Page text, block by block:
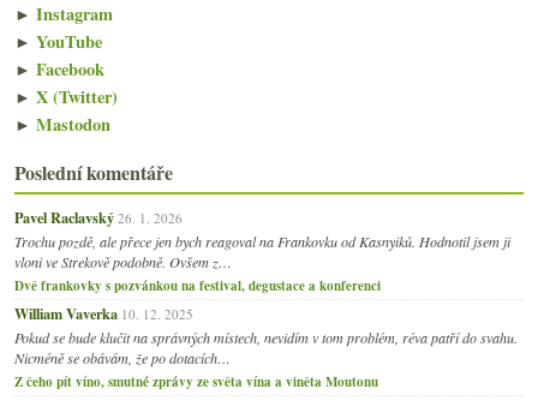
► Instagram
► YouTube
► Facebook
► X (Twitter)
► Mastodon
Poslední komentáře
Pavel Raclavský 26. 1. 2026
Trochu pozdě, ale přece jen bych reagoval na Frankovku od Kasnyiků. Hodnotil jsem ji
vloni ve Strekově podobně. Ovšem z…
Dvě frankovky s pozvánkou na festival, degustace a konferenci
William Vaverka 10. 12. 2025
Pokud se bude klučit na správných místech, nevidím v tom problém, réva patří do svahu.
Nicméně se obávám, že po dotacích…
Z čeho pít víno, smutné zprávy ze světa vína a viněta Moutonu